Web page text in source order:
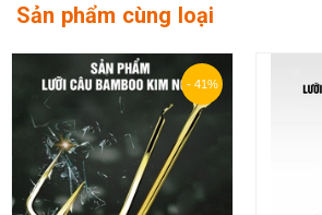
Sản phẩm cùng loại
- 41%